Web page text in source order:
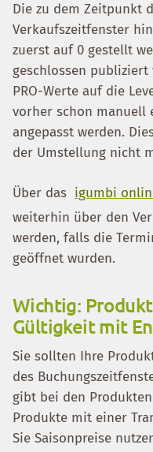
Die zu dem Zeitpunkt
Verkaufszeitfenster
zuerst auf 0 gestellt
geschlossen
PRO-Werte auf die
vorher schon manuell
angepasst werden.
der Umstellung nicht
Über das igumbi
weiterhin über den
werden, falls die
geöffnet wurden.
Wichtig:
Gültigkeit mit
Sie sollten Ihre
des
gibt bei den
Produkte mit einer
Sie Saisonpreise